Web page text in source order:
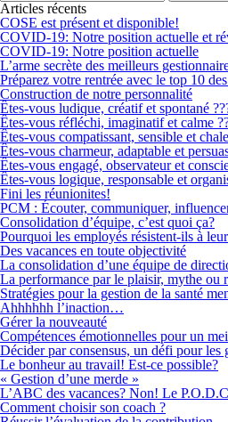
Articles récents
COSE est présent et disponible!
COVID-19: Notre position actuelle et
COVID-19: Notre position actuelle
L’arme secrète des meilleurs
Préparez votre rentrée avec le top 10
Construction de notre personnalité
Êtes-vous ludique, créatif et spontané
Êtes-vous réfléchi, imaginatif et calme
Êtes-vous compatissant, sensible et
Êtes-vous charmeur, adaptable et
Êtes-vous engagé, observateur et
Êtes-vous logique, responsable et
Fini les réunionites!
PCM : Écouter, communiquer,
Consolidation d’équipe, c’est quoi ça?
Pourquoi les employés résistent-ils à
Des vacances en toute objectivité
La consolidation d’une équipe de
La performance par le plaisir, mythe ou
Stratégies pour la gestion de la santé
Ahhhhhh l’inaction…
Gérer la nouveauté
Compétences émotionnelles pour un
Décider par consensus, un défi pour les
Le bonheur au travail! Est-ce possible?
« Gestion d’une merde »
L’ABC des vacances? Non! Le P.O.D.C
Comment choisir son coach ?